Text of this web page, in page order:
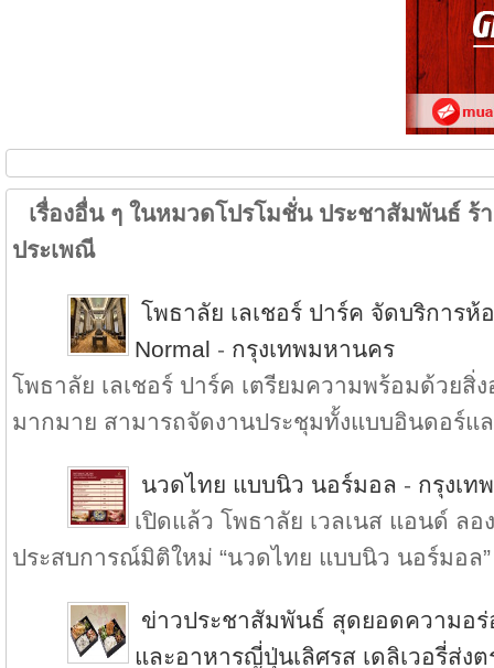
เรื่องอื่น ๆ ในหมวดโปรโมชั่น ประชาสัมพันธ์ ร้
ประเพณี
โพธาลัย เลเชอร์ ปาร์ค จัดบริการห้
Normal - กรุงเทพมหานคร
โพธาลัย เลเชอร์ ปาร์ค เตรียมความพร้อมด้วยสิ่
มากมาย สามารถจัดงานประชุมทั้งแบบอินดอร์แ
นวดไทย แบบนิว นอร์มอล - กรุงเท
เปิดแล้ว โพธาลัย เวลเนส แอนด์ ล
ประสบการณ์มิติใหม่ “นวดไทย แบบนิว นอร์มอล
ข่าวประชาสัมพันธ์ สุดยอดความอร่
และอาหารญี่ปุ่นเลิศรส เดลิเวอรี่ส่ง